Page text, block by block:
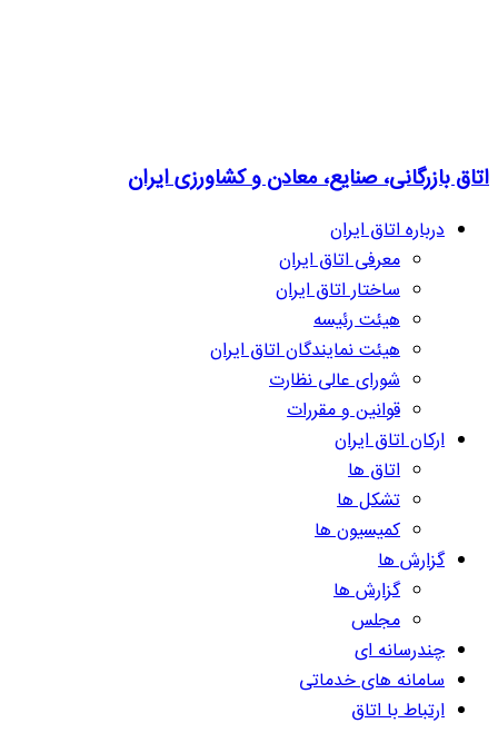
اتاق بازرگانی، صنایع، معادن و کشاورزی ایران
درباره اتاق ایران
معرفی اتاق ایران
ساختار اتاق ایران
هیئت رئیسه
هیئت نمایندگان اتاق ایران
شورای عالی نظارت
قوانین و مقررات
ارکان اتاق ایران
اتاق ها
تشکل ها
کمیسیون ها
گزارش ها
گزارش ها
مجلس
چندرسانه ای
سامانه های خدماتی
ارتباط با اتاق